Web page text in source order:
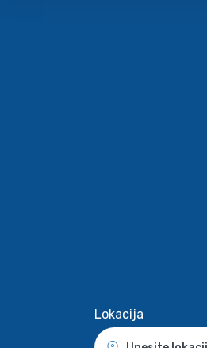
Lokacija